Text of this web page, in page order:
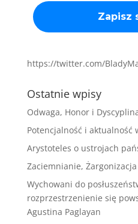
https://twitter.com/
Ostatnie wpisy
Odwaga, Honor i
Potencjalność i aktualność
Arystoteles o ustrojach
Zaciemnianie,
Wychowani do
rozprzestrzenienie się
Agustina Paglayan